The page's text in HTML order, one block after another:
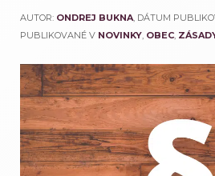
AUTOR: ONDREJ BUKNA, DÁTUM
PUBLIKOVANÉ V NOVINKY, OBEC,